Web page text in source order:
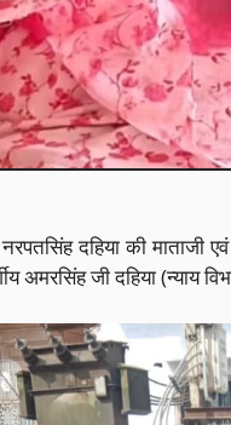
दहिया की माताजी एवं
अमरसिंह जी दहिया (न्याय